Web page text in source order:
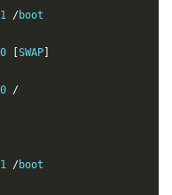
/
SWAP
/
/